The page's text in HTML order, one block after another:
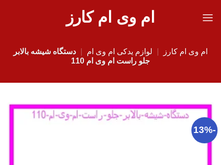
ام وی ام کارز
ام وی ام کارز لوازم یدکی ام وی ام
دستگاه شیشه بالابر
جلو راست ام وی ام 110
-13%